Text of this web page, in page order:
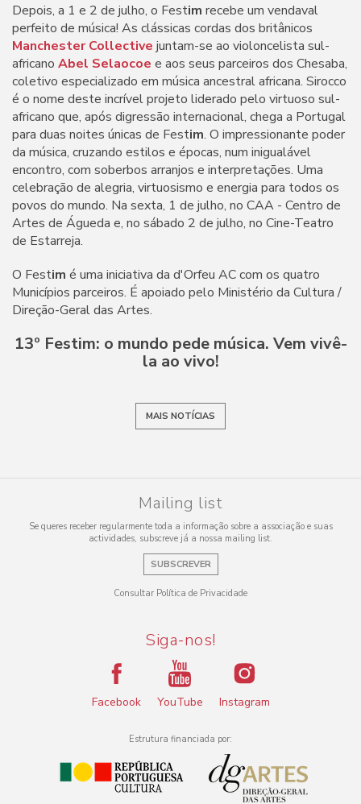
Depois, a 1 e 2 de julho, o Festim recebe um vendaval
perfeito de música! As clássicas cordas dos britânicos
Manchester Collective juntam-se ao violoncelista sul-
africano Abel Selaocoe e aos seus parceiros dos Chesaba,
coletivo especializado em música ancestral africana. Sirocco
é o nome deste incrível projeto liderado pelo virtuoso sul-
africano que, após digressão internacional, chega a Portugal
para duas noites únicas de Festim. O impressionante poder
da música, cruzando estilos e épocas, num inigualável
encontro, com soberbos arranjos e interpretações. Uma
celebração de alegria, virtuosismo e energia para todos os
povos do mundo. Na sexta, 1 de julho, no CAA - Centro de
Artes de Águeda e, no sábado 2 de julho, no Cine-Teatro
de Estarreja.
O Festim é uma iniciativa da d'Orfeu AC com os quatro
Municípios parceiros. É apoiado pelo Ministério da Cultura /
Direção-Geral das Artes.
13º Festim: o mundo pede música. Vem vivê-
la ao vivo!
MAIS NOTÍCIAS
Mailing list
Se queres receber regularmente toda a informação sobre a associação e suas
actividades, subscreve já a nossa mailing list.
SUBSCREVER
Consultar Política de Privacidade
Siga-nos!
Facebook YouTube Instagram
Estrutura financiada por: